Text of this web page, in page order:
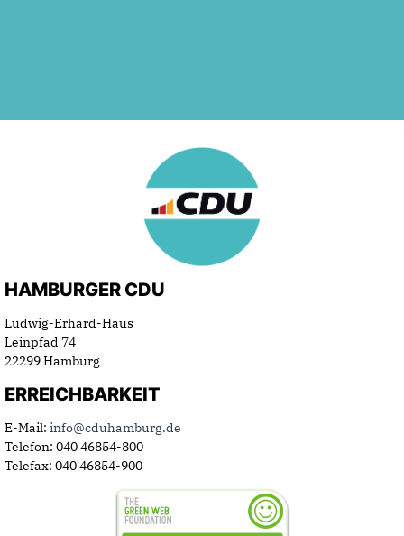
HAMBURGER CDU
Ludwig-Erhard-Haus
Leinpfad 74
22299 Hamburg
ERREICHBARKEIT
E-Mail: info@cduhamburg.de
Telefon: 040 46854-800
Telefax: 040 46854-900